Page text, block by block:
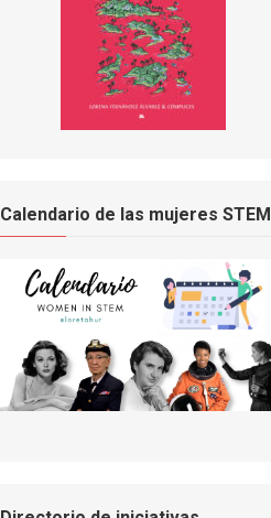
Calendario de las mujeres STEM